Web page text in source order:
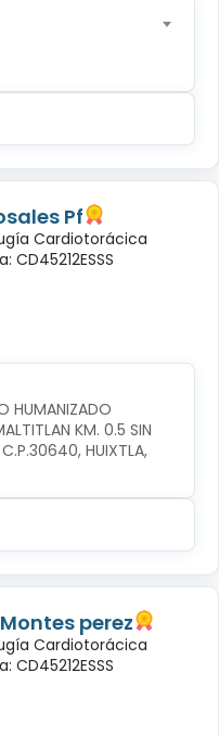
Pf
Cardiotorácica
HUMANIZADO
KM. 0.5 SIN
C.P.30640, HUIXTLA,
perez
Cardiotorácica